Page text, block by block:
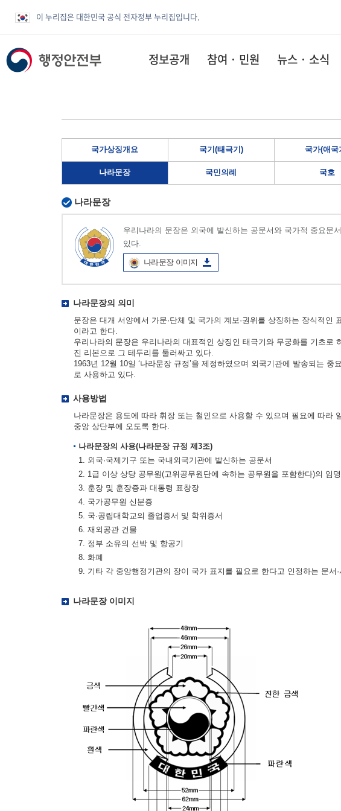
이 누리집은 대한민국 공식 전자정부 누리집입니다.
정보공개 참여 · 민원 뉴스 · 소식
국가상징개요 국기(태극기) 국가(애국
나라문장 국민의례 국호
나라문장
우리나라의 문장은 외국에 발신하는 공문서와 국가적 중요문
있다.
나라문장 이미지
나라문장의 의미
문장은 대개 서양에서 가문·단체 및 국가의 계보·권위를 상징하는 장식적
이라고 한다.
우리나라의 문장은 우리나라의 대표적인 상징인 태극기와 무궁화를 기초로
진 리본으로 그 테두리를 둘러싸고 있다.
1963년 12월 10일 ‘나라문장 규정’을 제정하였으며 외국기관에 발송되는
로 사용하고 있다.
사용방법
나라문장은 용도에 따라 휘장 또는 철인으로 사용할 수 있으며 필요에 따라
중앙 상단부에 오도록 한다.
나라문장의 사용(나라문장 규정 제3조)
1. 외국·국제기구 또는 국내외국기관에 발신하는 공문서
2. 1급 이상 상당 공무원(고위공무원단에 속하는 공무원을 포함한다)의 임
3. 훈장 및 훈장증과 대통령 표창장
4. 국가공무원 신분증
5. 국·공립대학교의 졸업증서 및 학위증서
6. 재외공관 건물
7. 정부 소유의 선박 및 항공기
8. 화폐
9. 기타 각 중앙행정기관의 장이 국가 표지를 필요로 한다고 인정하는 문서
나라문장 이미지